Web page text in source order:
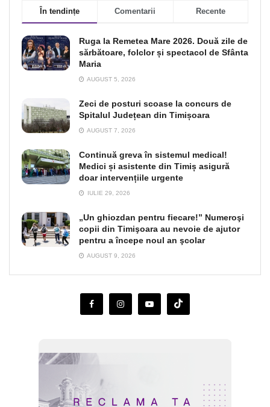
În tendințe Comentarii Recente
Ruga la Remetea Mare 2026. Două zile de
sărbătoare, folclor și spectacol de Sfânta
Maria
AUGUST 5, 2026
Zeci de posturi scoase la concurs de
Spitalul Județean din Timișoara
AUGUST 7, 2026
Continuă greva în sistemul medical!
Medici și asistente din Timiș asigură
doar intervențiile urgente
IULIE 29, 2026
„Un ghiozdan pentru fiecare!” Numeroşi
copii din Timişoara au nevoie de ajutor
pentru a începe noul an şcolar
AUGUST 9, 2026